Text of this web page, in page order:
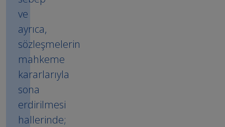
ve
ayrıca,
sözleşmelerin
mahkeme
kararlarıyla
sona
erdirilmesi
hallerinde;